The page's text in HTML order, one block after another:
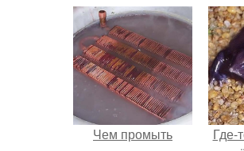
Чем промыть
Где-